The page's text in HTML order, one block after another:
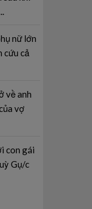
nữ lớn
cứu cả
về anh
vợ
con gái
Gụ/c